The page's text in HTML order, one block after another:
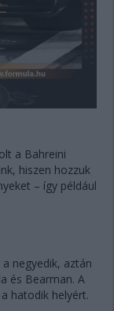
a Bahreini
hiszen hozzuk
– így például
negyedik, aztán
és Bearman. A
hatodik helyért.